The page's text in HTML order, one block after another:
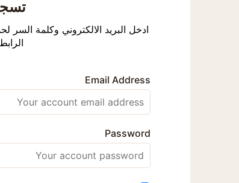
ادخل البريد الالكتروني وكلمة
Email Address
Password